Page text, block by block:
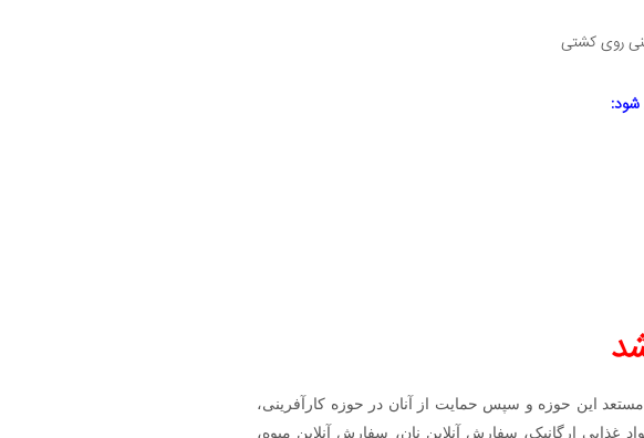
شود:
این حوزه و سپس حمایت از آنان در حوزه کارآفرینی،
آنلاین مواد غذایی ارگانیک، سفارش آنلاین نان، سفارش آنلاین میوه،